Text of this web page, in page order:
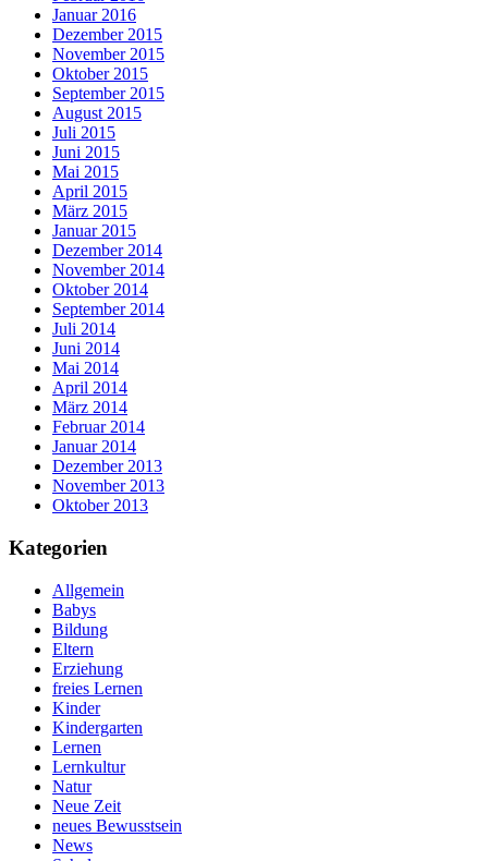
Januar 2016
Dezember 2015
November 2015
Oktober 2015
September 2015
August 2015
Juli 2015
Juni 2015
Mai 2015
April 2015
März 2015
Januar 2015
Dezember 2014
November 2014
Oktober 2014
September 2014
Juli 2014
Juni 2014
Mai 2014
April 2014
März 2014
Februar 2014
Januar 2014
Dezember 2013
November 2013
Oktober 2013
Kategorien
Allgemein
Babys
Bildung
Eltern
Erziehung
freies Lernen
Kinder
Kindergarten
Lernen
Lernkultur
Natur
Neue Zeit
neues Bewusstsein
News